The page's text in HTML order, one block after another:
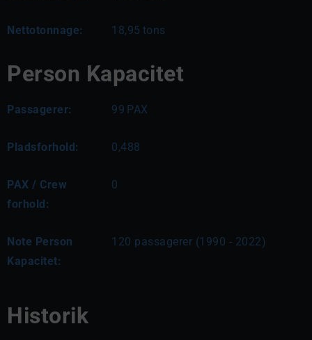
Nettotonnage: 18,95 tons
Person Kapacitet
Passagerer: 99 PAX
Pladsforhold: 0,488
PAX / Crew
forhold:
0
Note Person
Kapacitet:
120 passagerer (1990 - 2022)
Historik